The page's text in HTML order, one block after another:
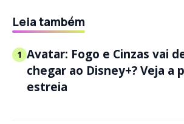
Leia também
1 Avatar: Fogo e Cinzas vai
chegar ao Disney+? Veja a
estreia